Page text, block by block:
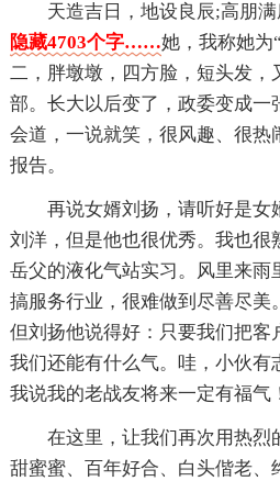
天造吉日，地设良辰;高朋
隐藏4703个字……她，我称她为
二，胖墩墩，四方脸，短头发
部。长大以后变了，政委变成一
会道，一说就笑，很风趣、很
报告。
再说女婿刘扬，请听好是女
刘洋，但是他也很优秀。我也很
岳父的液化气站实习。风里来雨
搞服务行业，很难做到尽善尽美
但刘扬他说得好：只要我们把客
我们还能有什么气。哇，小伙有
我说我的老战友将来一定有福气
在这里，让我们再次用热烈
甜蜜蜜、百年好合、白头偕老、